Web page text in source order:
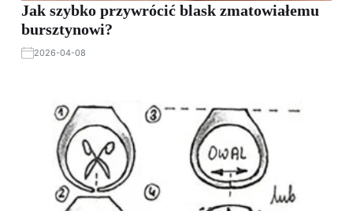
Jak szybko przywrócić blask zmatowiałemu
bursztynowi?
2026-04-08